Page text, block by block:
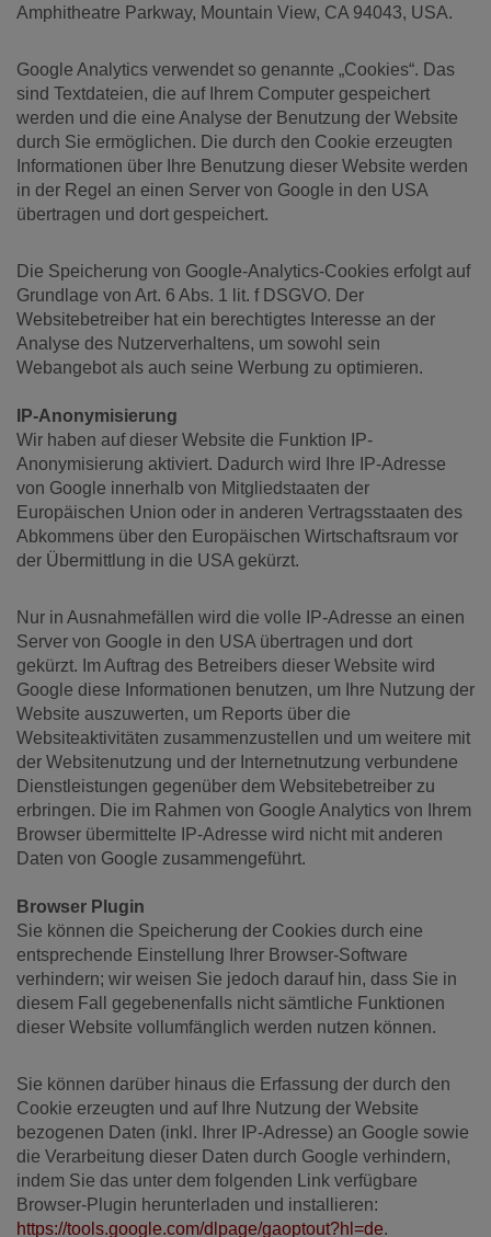
Amphitheatre Parkway, Mountain View, CA 94043, USA.
Google Analytics verwendet so genannte „Cookies“. Das
sind Textdateien, die auf Ihrem Computer gespeichert
werden und die eine Analyse der Benutzung der Website
durch Sie ermöglichen. Die durch den Cookie erzeugten
Informationen über Ihre Benutzung dieser Website werden
in der Regel an einen Server von Google in den USA
übertragen und dort gespeichert.
Die Speicherung von Google-Analytics-Cookies erfolgt auf
Grundlage von Art. 6 Abs. 1 lit. f DSGVO. Der
Websitebetreiber hat ein berechtigtes Interesse an der
Analyse des Nutzerverhaltens, um sowohl sein
Webangebot als auch seine Werbung zu optimieren.
IP-Anonymisierung
Wir haben auf dieser Website die Funktion IP-
Anonymisierung aktiviert. Dadurch wird Ihre IP-Adresse
von Google innerhalb von Mitgliedstaaten der
Europäischen Union oder in anderen Vertragsstaaten des
Abkommens über den Europäischen Wirtschaftsraum vor
der Übermittlung in die USA gekürzt.
Nur in Ausnahmefällen wird die volle IP-Adresse an einen
Server von Google in den USA übertragen und dort
gekürzt. Im Auftrag des Betreibers dieser Website wird
Google diese Informationen benutzen, um Ihre Nutzung der
Website auszuwerten, um Reports über die
Websiteaktivitäten zusammenzustellen und um weitere mit
der Websitenutzung und der Internetnutzung verbundene
Dienstleistungen gegenüber dem Websitebetreiber zu
erbringen. Die im Rahmen von Google Analytics von Ihrem
Browser übermittelte IP-Adresse wird nicht mit anderen
Daten von Google zusammengeführt.
Browser Plugin
Sie können die Speicherung der Cookies durch eine
entsprechende Einstellung Ihrer Browser-Software
verhindern; wir weisen Sie jedoch darauf hin, dass Sie in
diesem Fall gegebenenfalls nicht sämtliche Funktionen
dieser Website vollumfänglich werden nutzen können.
Sie können darüber hinaus die Erfassung der durch den
Cookie erzeugten und auf Ihre Nutzung der Website
bezogenen Daten (inkl. Ihrer IP-Adresse) an Google sowie
die Verarbeitung dieser Daten durch Google verhindern,
indem Sie das unter dem folgenden Link verfügbare
Browser-Plugin herunterladen und installieren:
https://tools.google.com/dlpage/gaoptout?hl=de.